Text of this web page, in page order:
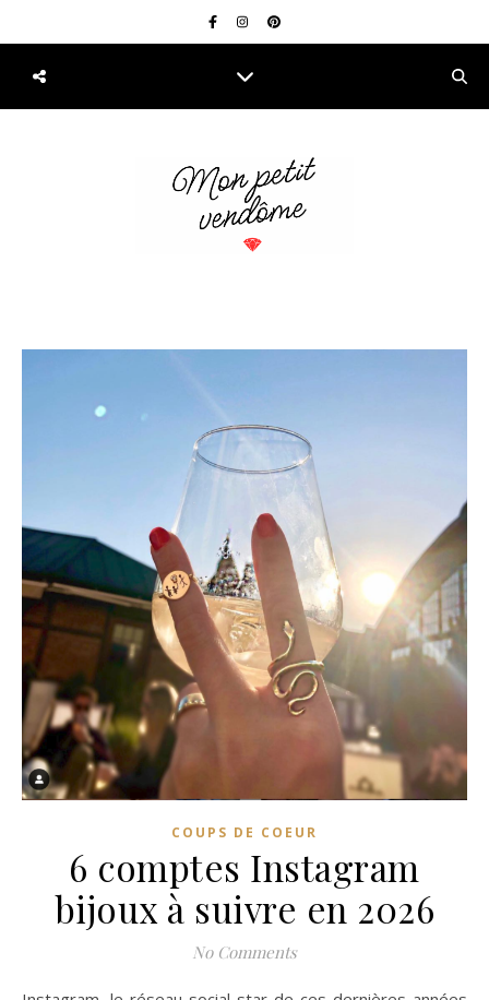
COUPS DE COEUR
6 comptes Instagram
bijoux à suivre en 2026
No Comments